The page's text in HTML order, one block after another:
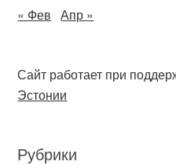
« Фев Апр »
Сайт работает при
Эстонии
Рубрики